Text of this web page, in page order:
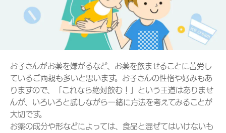
お子さんがお薬を嫌がるなど、お薬を飲ませることに苦労し
ているご両親も多いと思います。お子さんの性格や好みもあ
りますので、「これなら絶対飲む！」という王道はありませ
んが、いろいろと試しながら一緒に方法を考えてみることが
大切です。
お薬の成分や形などによっては、食品と混ぜてはいけないも